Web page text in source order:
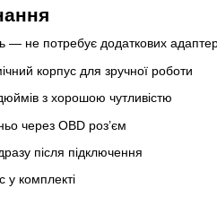
— не потребує додаткових
корпус для зручної роботи
з хорошою чутливістю
через OBD роз’єм
після підключення
у комплекті